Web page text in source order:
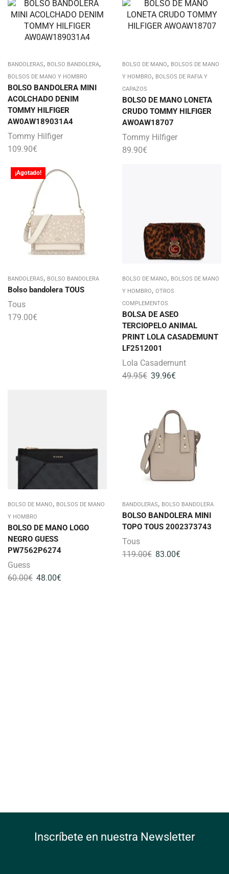
BANDOLERAS, BOLSO BANDOLERA,
BOLSOS DE MANO Y HOMBRO
BOLSO BANDOLERA MINI
ACOLCHADO DENIM
TOMMY HILFIGER
AW0AW189031A4
Tommy Hilfiger
109.90€
BOLSO DE MANO, BOLSOS DE MANO
Y HOMBRO, BOLSOS DE RAFIA Y
CAPAZOS
BOLSO DE MANO LONETA
CRUDO TOMMY HILFIGER
AWOAW18707
Tommy Hilfiger
89.90€
¡Agotado!
BANDOLERAS, BOLSO BANDOLERA
Bolso bandolera TOUS
Tous
179.00€
BOLSO DE MANO, BOLSOS DE MANO
Y HOMBRO, OTROS
COMPLEMENTOS
BOLSA DE ASEO
TERCIOPELO ANIMAL
PRINT LOLA CASADEMUNT
LF2512001
Lola Casademunt
49.95€ 39.96€
BOLSO DE MANO, BOLSOS DE MANO
Y HOMBRO
BOLSO DE MANO LOGO
NEGRO GUESS
PW7562P6274
Guess
60.00€ 48.00€
BANDOLERAS, BOLSO BANDOLERA
BOLSO BANDOLERA MINI
TOPO TOUS 2002373743
Tous
119.00€ 83.00€
Inscríbete en nuestra Newsletter